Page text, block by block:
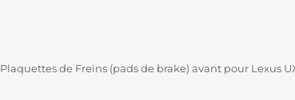
Plaquettes de Freins (pads de brake) avant pour Lexus